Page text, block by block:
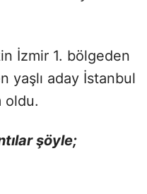
İzmir 1. bölgeden
yaşlı aday İstanbul
oldu.
şöyle;